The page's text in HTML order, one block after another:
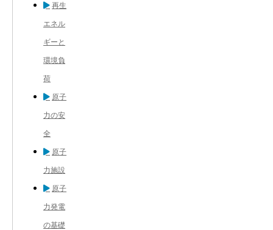
再生
エネル
ギーと
環境負
荷
原子
力の安
全
原子
力施設
原子
力発電
の基礎